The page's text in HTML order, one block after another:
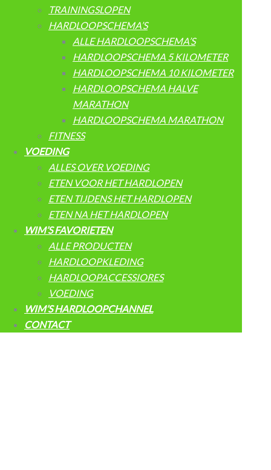
TRAININGSLOPEN
HARDLOOPSCHEMA’S
ALLE HARDLOOPSCHEMA’S
HARDLOOPSCHEMA 5 KILOMETER
HARDLOOPSCHEMA 10 KILOMETER
HARDLOOPSCHEMA HALVE
MARATHON
HARDLOOPSCHEMA MARATHON
FITNESS
VOEDING
ALLES OVER VOEDING
ETEN VOOR HET HARDLOPEN
ETEN TIJDENS HET HARDLOPEN
ETEN NA HET HARDLOPEN
WIM’S FAVORIETEN
ALLE PRODUCTEN
HARDLOOPKLEDING
HARDLOOPACCESSIORES
VOEDING
WIM’S HARDLOOPCHANNEL
CONTACT